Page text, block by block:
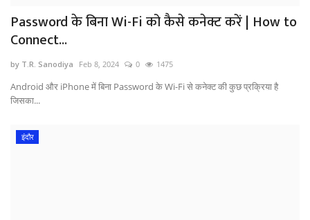
Password के बिना Wi-Fi को कैसे कनेक्ट करें | How to
Connect...
by T.R. Sanodiya Feb 8, 2024 0 1475
Android और iPhone में बिना Password के Wi-Fi से कनेक्ट की कुछ प्रक्रिया है
जिसका...
इंदौर